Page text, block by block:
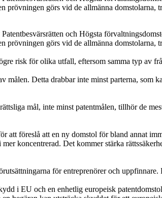
görs vid de allmänna domstolarna,
och Högsta
görs vid de allmänna domstolarna,
risk för olika utfall, eftersom samma typ av
Detta drabbar inte minst parterna, som
mål, inte minst patentmålen, tillhör de
föreslå att en ny domstol för bland annat
koncentrerad. Det kommer stärka
för entreprenörer och uppfinnare.
i EU och en enhetlig europeisk